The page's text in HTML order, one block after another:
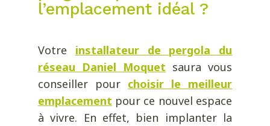
l’emplacement idéal ?
Votre installateur de pergola du
réseau Daniel Moquet saura vous
conseiller pour choisir le meilleur
emplacement pour ce nouvel espace
à vivre. En effet, bien implanter la